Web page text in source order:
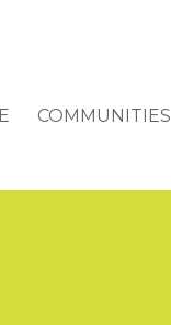
COMMUNITIES